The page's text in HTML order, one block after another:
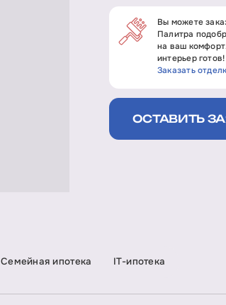
Вы можете
Палитра
на ваш
интерьер готов!
Заказать
ОСТАВИТЬ
Семейная ипотека IT-ипотека